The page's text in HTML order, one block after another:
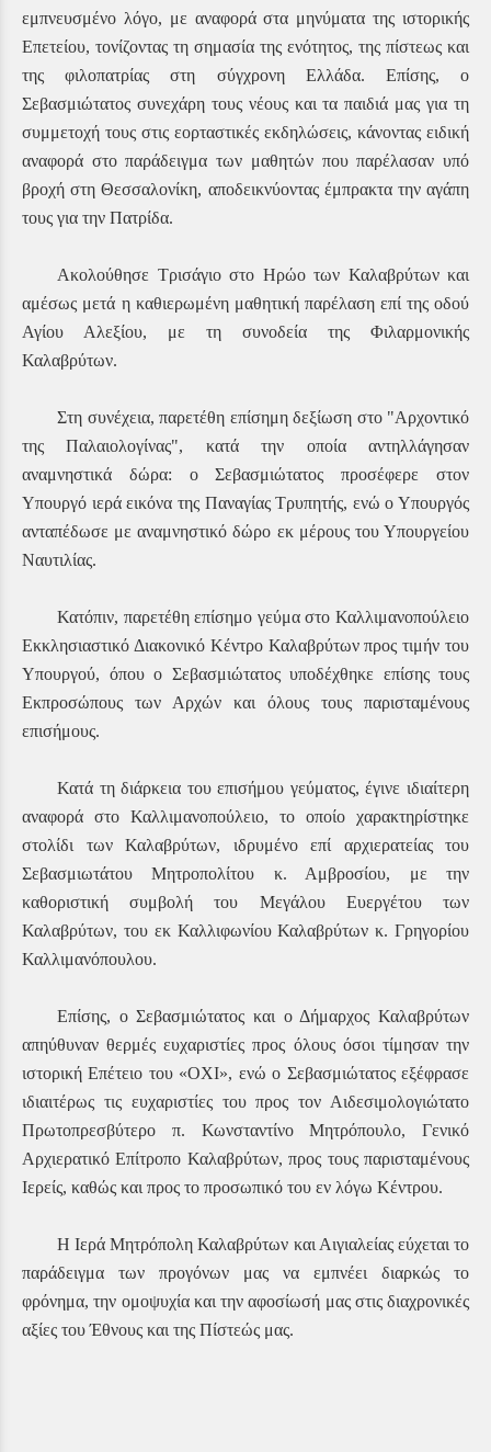
εμπνευσμένο λόγο, με αναφορά στα μηνύματα της ιστορικής
Επετείου, τονίζοντας τη σημασία της ενότητος, της πίστεως και
της φιλοπατρίας στη σύγχρονη Ελλάδα. Επίσης, ο
Σεβασμιώτατος συνεχάρη τους νέους και τα παιδιά μας για τη
συμμετοχή τους στις εορταστικές εκδηλώσεις, κάνοντας ειδική
αναφορά στο παράδειγμα των μαθητών που παρέλασαν υπό
βροχή στη Θεσσαλονίκη, αποδεικνύοντας έμπρακτα την αγάπη
τους για την Πατρίδα.
Ακολούθησε Τρισάγιο στο Ηρώο των Καλαβρύτων και
αμέσως μετά η καθιερωμένη μαθητική παρέλαση επί της οδού
Αγίου Αλεξίου, με τη συνοδεία της Φιλαρμονικής
Καλαβρύτων.
Στη συνέχεια, παρετέθη επίσημη δεξίωση στο "Αρχοντικό
της Παλαιολογίνας", κατά την οποία αντηλλάγησαν
αναμνηστικά δώρα: ο Σεβασμιώτατος προσέφερε στον
Υπουργό ιερά εικόνα της Παναγίας Τρυπητής, ενώ ο Υπουργός
ανταπέδωσε με αναμνηστικό δώρο εκ μέρους του Υπουργείου
Ναυτιλίας.
Κατόπιν, παρετέθη επίσημο γεύμα στο Καλλιμανοπούλειο
Εκκλησιαστικό Διακονικό Κέντρο Καλαβρύτων προς τιμήν του
Υπουργού, όπου ο Σεβασμιώτατος υποδέχθηκε επίσης τους
Εκπροσώπους των Αρχών και όλους τους παρισταμένους
επισήμους.
Κατά τη διάρκεια του επισήμου γεύματος, έγινε ιδιαίτερη
αναφορά στο Καλλιμανοπούλειο, το οποίο χαρακτηρίστηκε
στολίδι των Καλαβρύτων, ιδρυμένο επί αρχιερατείας του
Σεβασμιωτάτου Μητροπολίτου κ. Αμβροσίου, με την
καθοριστική συμβολή του Μεγάλου Ευεργέτου των
Καλαβρύτων, του εκ Καλλιφωνίου Καλαβρύτων κ. Γρηγορίου
Καλλιμανόπουλου.
Επίσης, ο Σεβασμιώτατος και ο Δήμαρχος Καλαβρύτων
απηύθυναν θερμές ευχαριστίες προς όλους όσοι τίμησαν την
ιστορική Επέτειο του «ΟΧΙ», ενώ ο Σεβασμιώτατος εξέφρασε
ιδιαιτέρως τις ευχαριστίες του προς τον Αιδεσιμολογιώτατο
Πρωτοπρεσβύτερο π. Κωνσταντίνο Μητρόπουλο, Γενικό
Αρχιερατικό Επίτροπο Καλαβρύτων, προς τους παρισταμένους
Ιερείς, καθώς και προς το προσωπικό του εν λόγω Κέντρου.
Η Ιερά Μητρόπολη Καλαβρύτων και Αιγιαλείας εύχεται το
παράδειγμα των προγόνων μας να εμπνέει διαρκώς το
φρόνημα, την ομοψυχία και την αφοσίωσή μας στις διαχρονικές
αξίες του Έθνους και της Πίστεώς μας.